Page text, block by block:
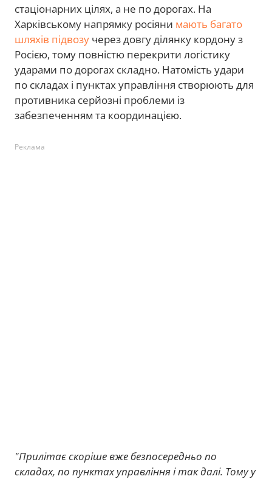
стаціонарних цілях, а не по дорогах. На
Харківському напрямку росіяни мають багато
шляхів підвозу через довгу ділянку кордону з
Росією, тому повністю перекрити логістику
ударами по дорогах складно. Натомість удари
по складах і пунктах управління створюють для
противника серйозні проблеми із
забезпеченням та координацією.
Реклама
"Прилітає скоріше вже безпосередньо по
складах, по пунктах управління і так далі. Тому у